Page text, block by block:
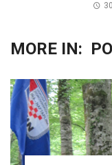
MORE IN: